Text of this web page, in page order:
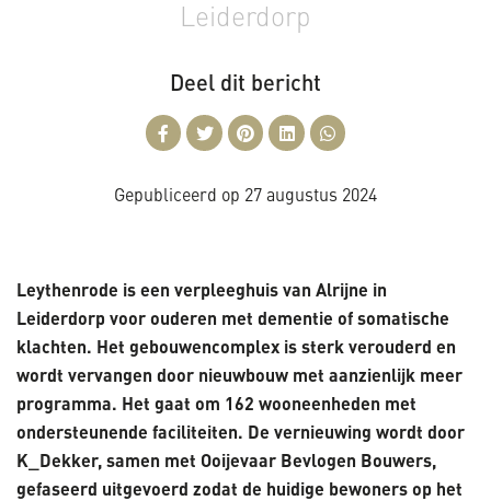
Leiderdorp
Deel dit bericht
Gepubliceerd op 27 augustus 2024
Leythenrode is een verpleeghuis van Alrijne in
Leiderdorp voor ouderen met dementie of somatische
klachten. Het gebouwencomplex is sterk verouderd en
wordt vervangen door nieuwbouw met aanzienlijk meer
programma. Het gaat om 162 wooneenheden met
ondersteunende faciliteiten. De vernieuwing wordt door
K_Dekker, samen met Ooijevaar Bevlogen Bouwers,
gefaseerd uitgevoerd zodat de huidige bewoners op het